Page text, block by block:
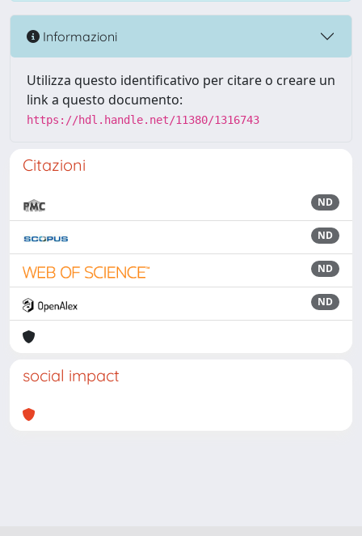
Informazioni
Utilizza questo identificativo per citare o creare un
link a questo documento:
https://hdl.handle.net/11380/1316743
Citazioni
ND
ND
ND
ND
social impact